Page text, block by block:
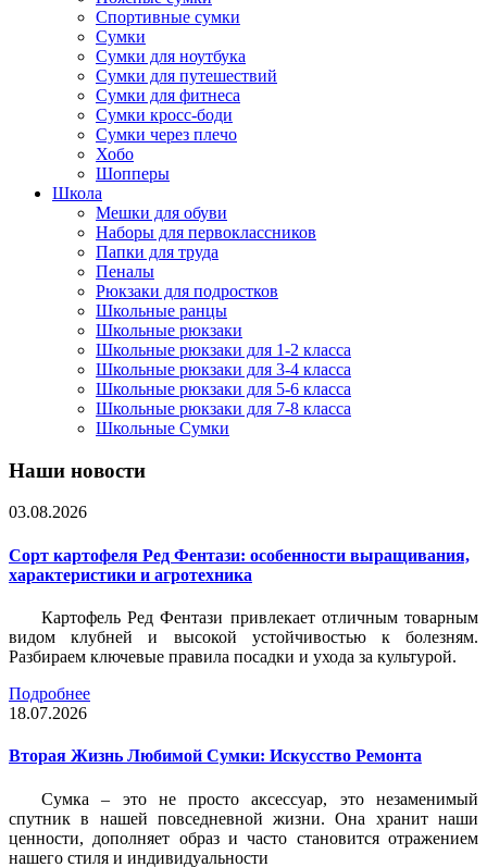
Спортивные сумки
Сумки
Сумки для ноутбука
Сумки для путешествий
Сумки для фитнеса
Сумки кросс-боди
Сумки через плечо
Хобо
Шопперы
Школа
Мешки для обуви
Наборы для первоклассников
Папки для труда
Пеналы
Рюкзаки для подростков
Школьные ранцы
Школьные рюкзаки
Школьные рюкзаки для 1-2 класса
Школьные рюкзаки для 3-4 класса
Школьные рюкзаки для 5-6 класса
Школьные рюкзаки для 7-8 класса
Школьные Сумки
Наши новости
03.08.2026
Сорт картофеля Ред Фентази: особенности выращивания,
характеристики и агротехника
Картофель Ред Фентази привлекает отличным товарным
видом клубней и высокой устойчивостью к болезням.
Разбираем ключевые правила посадки и ухода за культурой.
Подробнее
18.07.2026
Вторая Жизнь Любимой Сумки: Искусство Ремонта
Сумка – это не просто аксессуар, это незаменимый
спутник в нашей повседневной жизни. Она хранит наши
ценности, дополняет образ и часто становится отражением
нашего стиля и индивидуальности